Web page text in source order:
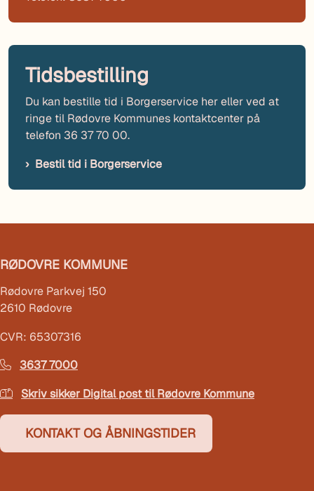
Tidsbestilling
Du kan bestille tid i Borgerservice her eller ved at
ringe til Rødovre Kommunes kontaktcenter på
telefon 36 37 70 00.
Bestil tid i Borgerservice
RØDOVRE KOMMUNE
Rødovre Parkvej 150
2610 Rødovre
CVR: 65307316
3637 7000
Skriv sikker Digital post til Rødovre Kommune
KONTAKT OG ÅBNINGSTIDER